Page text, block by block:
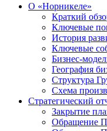
О «Норникеле»
Краткий
Ключевые
История
Ключевые
Бизнес-
География
Структура
Схема
Стратегический
Закрытие
Обращение